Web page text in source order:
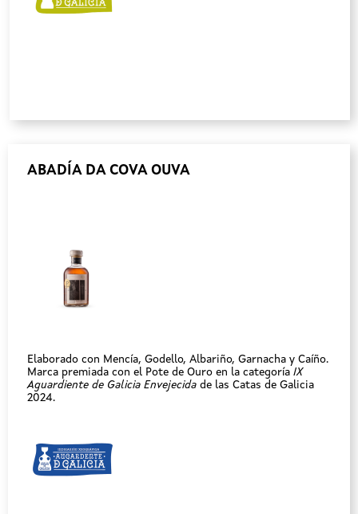
ABADÍA DA COVA OUVA
Elaborado con Mencía, Godello, Albariño, Garnacha y Caíño.
Marca premiada con el Pote de Ouro en la categoría IX
Aguardiente de Galicia Envejecida de las Catas de Galicia
2024.